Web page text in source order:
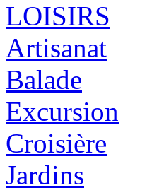
LOISIRS
Artisanat
Balade
Excursion
Croisière
Jardins